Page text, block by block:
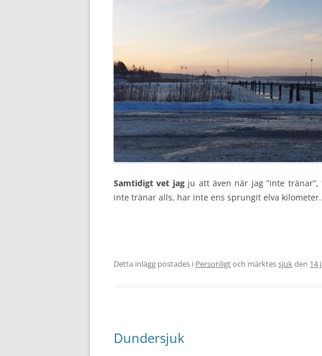
Samtidigt vet jagju att även när jag ”inte tränar”,
inte tränar alls, har inte ens sprungit elva
Detta inlägg postades i Personligtoch märktessjukden 14
Dundersjuk